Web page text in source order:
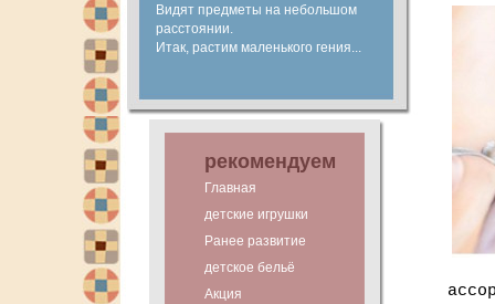
Видят предметы на небольшом
расстоянии.
Итак, растим маленького гения...
рекомендуем
Главная
детские игрушки
Ранее развитие
детское бельё
Акция